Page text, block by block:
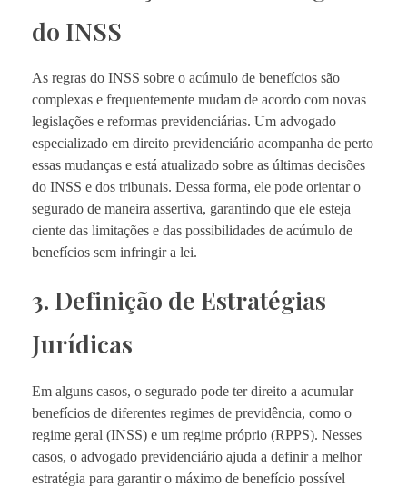
do INSS
As regras do INSS sobre o acúmulo de benefícios são
complexas e frequentemente mudam de acordo com novas
legislações e reformas previdenciárias. Um advogado
especializado em direito previdenciário acompanha de perto
essas mudanças e está atualizado sobre as últimas decisões
do INSS e dos tribunais. Dessa forma, ele pode orientar o
segurado de maneira assertiva, garantindo que ele esteja
ciente das limitações e das possibilidades de acúmulo de
benefícios sem infringir a lei.
3. Definição de Estratégias
Jurídicas
Em alguns casos, o segurado pode ter direito a acumular
benefícios de diferentes regimes de previdência, como o
regime geral (INSS) e um regime próprio (RPPS). Nesses
casos, o advogado previdenciário ajuda a definir a melhor
estratégia para garantir o máximo de benefício possível